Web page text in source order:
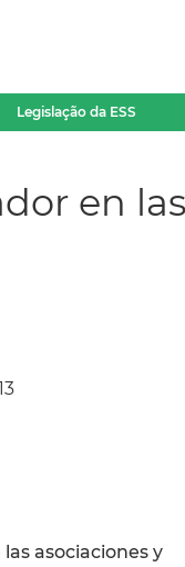
Legislação da ESS
en
asociaciones y